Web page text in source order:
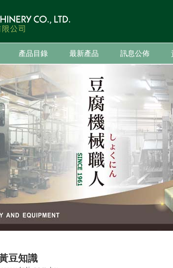
產品目錄 最新產品 訊息公佈
豆知識